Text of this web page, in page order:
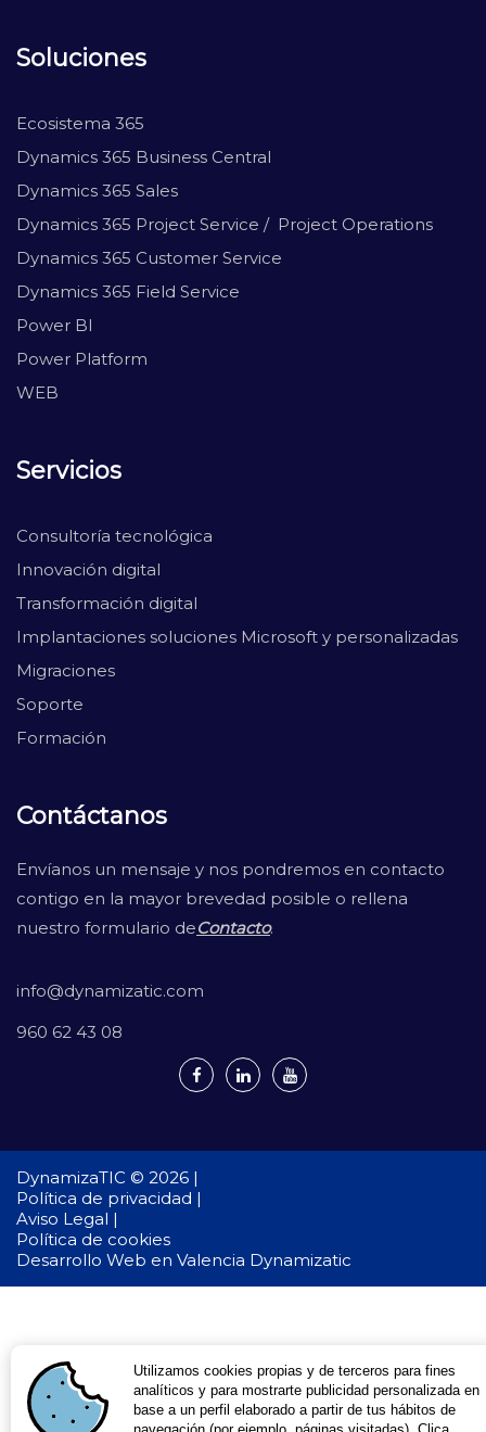
Soluciones
Ecosistema 365
Dynamics 365 Business Central
Dynamics 365 Sales
Dynamics 365 Project Service / Project Operations
Dynamics 365 Customer Service
Dynamics 365 Field Service
Power BI
Power Platform
WEB
Servicios
Consultoría tecnológica
Innovación digital
Transformación digital
Implantaciones soluciones Microsoft y personalizadas
Migraciones
Soporte
Formación
Contáctanos
Envíanos un mensaje y nos pondremos en contacto
contigo en la mayor brevedad posible o rellena
nuestro formulario deContacto.
info@dynamizatic.com
960 62 43 08
DynamizaTIC © 2026 |
Política de privacidad |
Aviso Legal |
Política de cookies
Desarrollo Web en Valencia Dynamizatic
Utilizamos cookies propias y de terceros para fines
analíticos y para mostrarte publicidad personalizada en
base a un perfil elaborado a partir de tus hábitos de